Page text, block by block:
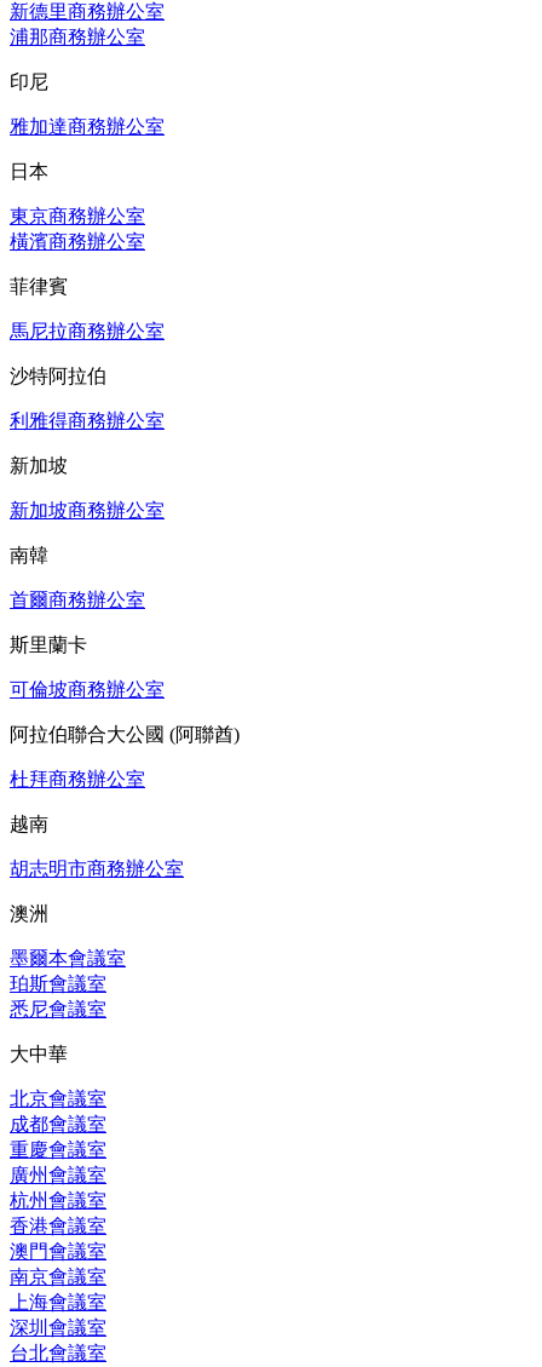
新德里商務辦公室
浦那商務辦公室
印尼
雅加達商務辦公室
日本
東京商務辦公室
橫濱商務辦公室
菲律賓
馬尼拉商務辦公室
沙特阿拉伯
利雅得商務辦公室
新加坡
新加坡商務辦公室
南韓
首爾商務辦公室
斯里蘭卡
可倫坡商務辦公室
阿拉伯聯合大公國 (阿聯酋)
杜拜商務辦公室
越南
胡志明市商務辦公室
澳洲
墨爾本會議室
珀斯會議室
悉尼會議室
大中華
北京會議室
成都會議室
重慶會議室
廣州會議室
杭州會議室
香港會議室
澳門會議室
南京會議室
上海會議室
深圳會議室
台北會議室